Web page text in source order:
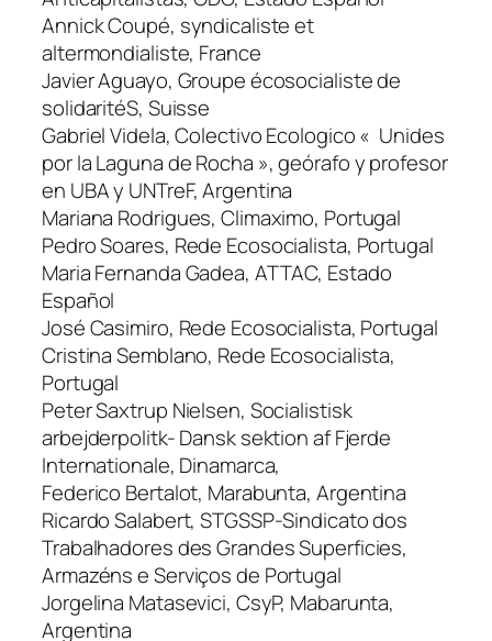
Annick Coupé, syndicaliste et
altermondialiste, France
Javier Aguayo, Groupe écosocialiste de
solidaritéS, Suisse
Gabriel Videla, Colectivo Ecologico « Unides
por la Laguna de Rocha », geórafo y profesor
en UBA y UNTreF, Argentina
Mariana Rodrigues, Climaximo, Portugal
Pedro Soares, Rede Ecosocialista, Portugal
Maria Fernanda Gadea, ATTAC, Estado
Español
José Casimiro, Rede Ecosocialista, Portugal
Cristina Semblano, Rede Ecosocialista,
Portugal
Peter Saxtrup Nielsen, Socialistisk
arbejderpolitk- Dansk sektion af Fjerde
Internationale, Dinamarca,
Federico Bertalot, Marabunta, Argentina
Ricardo Salabert, STGSSP-Sindicato dos
Trabalhadores des Grandes Superficies,
Armazéns e Serviços de Portugal
Jorgelina Matasevici, CsyP, Mabarunta,
Argentina